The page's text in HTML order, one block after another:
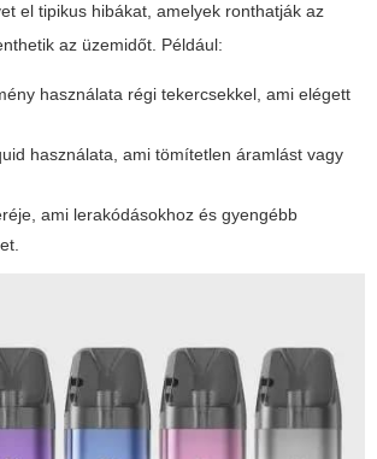
el tipikus hibákat, amelyek ronthatják az
az üzemidőt. Például:
használata régi tekercsekkel, ami elégett
használata, ami tömítetlen áramlást vagy
ami lerakódásokhoz és gyengébb